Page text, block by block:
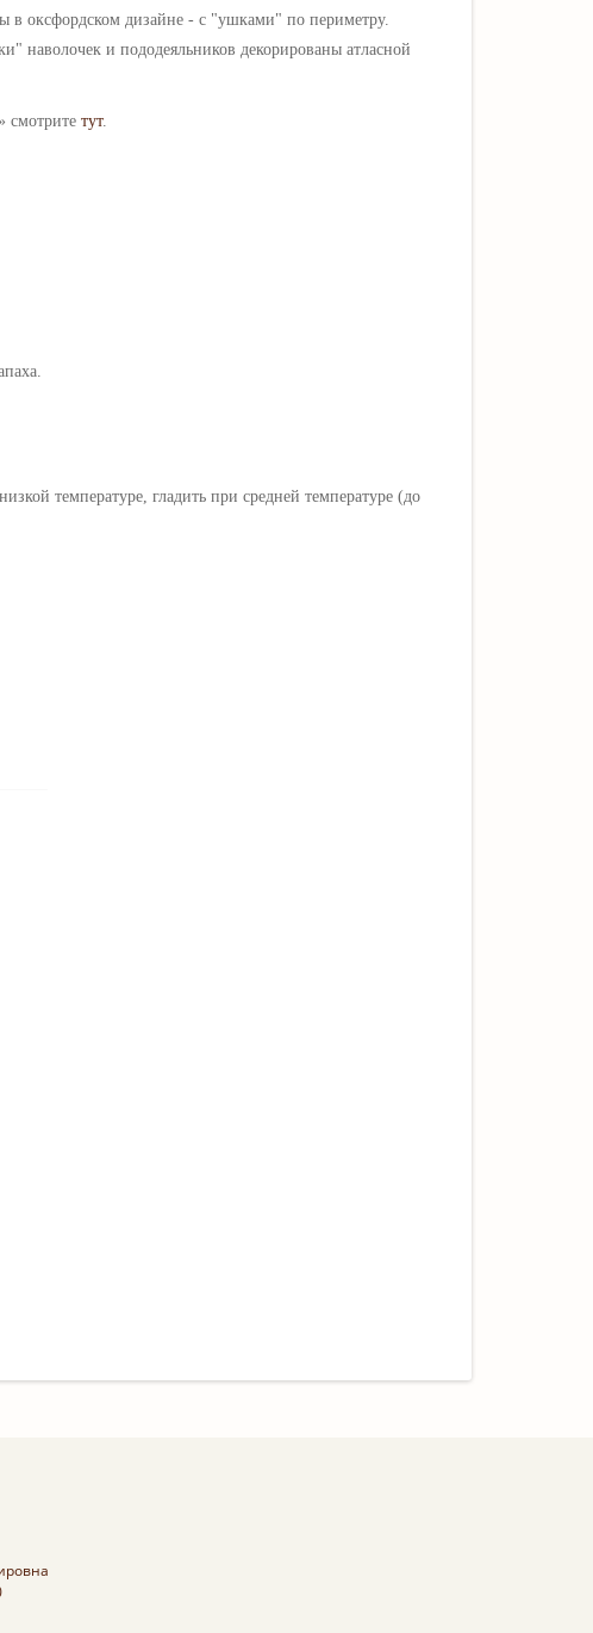
в оксфордском дизайне - с "ушками" по периметру.
наволочек и пододеяльников декорированы атласной
смотрите тут.
температуре, гладить при средней температуре (до